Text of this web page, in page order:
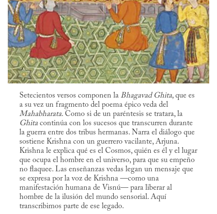
Setecientos versos componen la Bhagavad Ghita, que es
a su vez un fragmento del poema épico veda del
Mahabharata. Como si de un paréntesis se tratara, la
Ghita continúa con los sucesos que transcurren durante
la guerra entre dos tribus hermanas. Narra el diálogo que
sostiene Krishna con un guerrero vacilante, Arjuna.
Krishna le explica qué es el Cosmos, quién es él y el lugar
que ocupa el hombre en el universo, para que su empeño
no flaquee. Las enseñanzas vedas legan un mensaje que
se expresa por la voz de Krishna —como una
manifestación humana de Visnú— para liberar al
hombre de la ilusión del mundo sensorial. Aquí
transcribimos parte de ese legado.